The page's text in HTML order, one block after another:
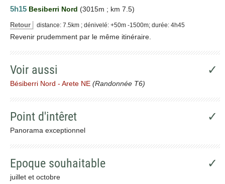
5h15 Besiberri Nord (3015m ; km 7.5)
Retour distance: 7.5km ; dénivelé: +50m -1500m; durée: 4h45
Revenir prudemment par le même itinéraire.
Voir aussi ✓
Bésiberri Nord - Arete NE (Randonnée T6)
Point d'intêret ✓
Panorama exceptionnel
Epoque souhaitable ✓
juillet et octobre